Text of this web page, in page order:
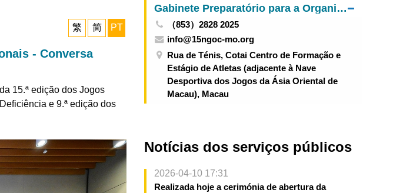
繁 简 PT
- Conversa
15.ª edição dos Jogos
e 9.ª edição dos
Gabinete Preparatório para a Organização da Zona de Competição de Macau da 15.ª edição dos Jogos Nacionais e da 12.ª edição dos Jogos Nacionais para Pessoas Portadoras de Deficiência e 9.ª edição dos Jogos Olímpicos Especiais Nacionais
（853）2828 2025
info@15ngoc-mo.org
Rua de Ténis, Cotai Centro de Formação e
Estágio de Atletas (adjacente à Nave
Desportiva dos Jogos da Ásia Oriental de
Macau), Macau
Notícias dos serviços públicos
2026-04-10 17:31
Realizada hoje a cerimónia de abertura da